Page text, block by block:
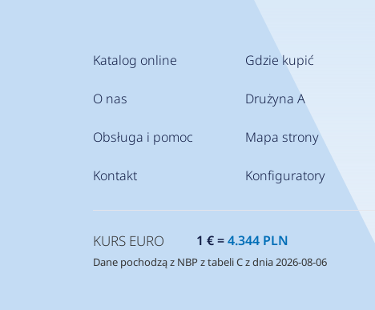
Katalog online
O nas
Obsługa i pomoc
Kontakt
Gdzie kupić
Drużyna A
Mapa strony
Konfiguratory
KURS EURO 1 € =4.344 PLN
Dane pochodzą z NBP z tabeli C z dnia 2026-08-06